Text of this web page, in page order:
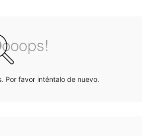
Por favor inténtalo de nuevo.